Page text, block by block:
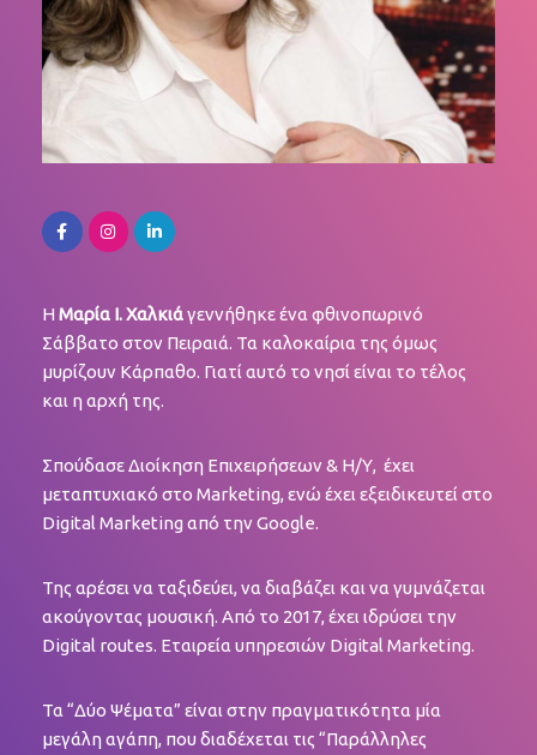
Η Μαρία Ι. Χαλκιάγεννήθηκε ένα φθινοπωρινό
Σάββατο στον Πειραιά. Τα καλοκαίρια της όμως
μυρίζουν Κάρπαθο. Γιατί αυτό το νησί είναι το τέλος
και η αρχή της.
Σπούδασε Διοίκηση Επιχειρήσεων & Η/Υ, έχει
μεταπτυχιακό στο Marketing, ενώ έχει εξειδικευτεί στο
Digital Marketing από την Google.
Της αρέσει να ταξιδεύει, να διαβάζει και να γυμνάζεται
ακούγοντας μουσική. Από το 2017, έχει ιδρύσει την
Digital routes. Εταιρεία υπηρεσιών Digital Marketing.
Τα “Δύο Ψέματα” είναι στην πραγματικότητα μία
μεγάλη αγάπη, που διαδέχεται τις “Παράλληλες